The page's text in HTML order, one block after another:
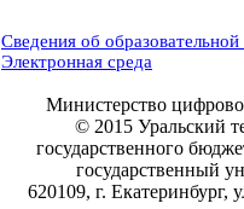
Сведения об образовательной
Электронная среда
Министерство
© 2015 Уральский
государственного
государственный
620109, г. Екатеринбург,